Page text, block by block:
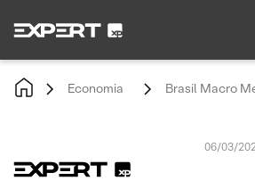
Economia Brasil Macro
06/03/